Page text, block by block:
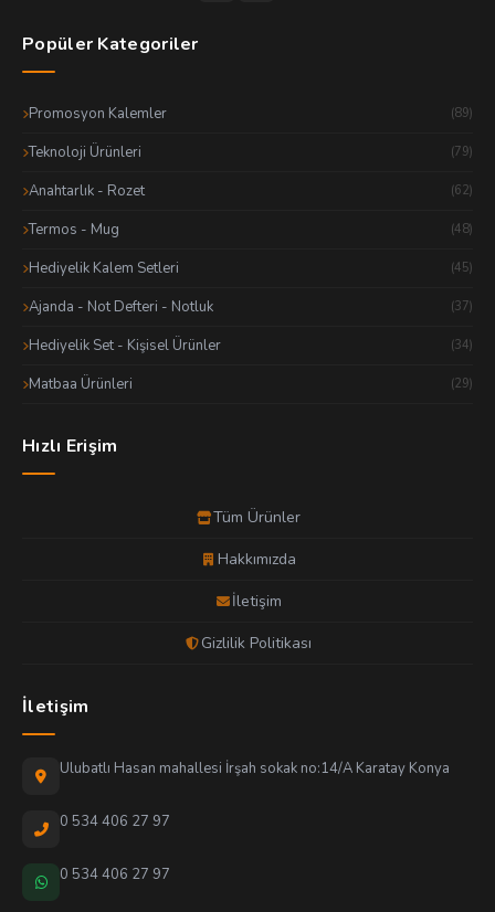
Popüler Kategoriler
Promosyon Kalemler (89)
Teknoloji Ürünleri (79)
Anahtarlık - Rozet (62)
Termos - Mug (48)
Hediyelik Kalem Setleri (45)
Ajanda - Not Defteri - Notluk (37)
Hediyelik Set - Kişisel Ürünler (34)
Matbaa Ürünleri (29)
Hızlı Erişim
Tüm Ürünler
Hakkımızda
İletişim
Gizlilik Politikası
İletişim
Ulubatlı Hasan mahallesi İrşah sokak no:14/A Karatay Konya
0 534 406 27 97
0 534 406 27 97